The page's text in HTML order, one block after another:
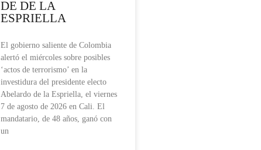
DE DE LA
ESPRIELLA
El gobierno saliente de Colombia
alertó el miércoles sobre posibles
‘actos de terrorismo’ en la
investidura del presidente electo
Abelardo de la Espriella, el viernes
7 de agosto de 2026 en Cali. El
mandatario, de 48 años, ganó con
un